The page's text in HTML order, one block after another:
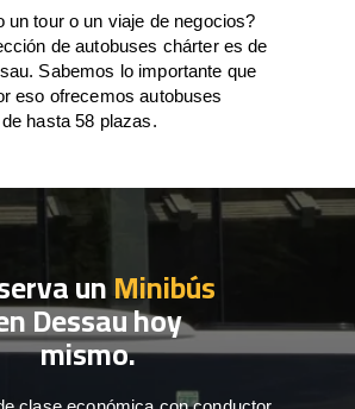
un tour o un viaje de negocios?
de autobuses chárter es de
Sabemos lo importante que
eso ofrecemos autobuses
hasta 58 plazas.
unMinibús
Dessau hoy
mismo.